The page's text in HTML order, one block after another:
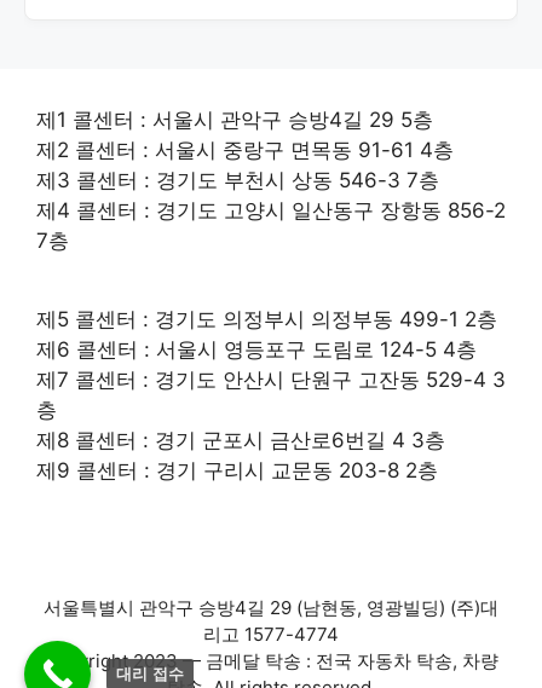
제1 콜센터 : 서울시 관악구 승방4길 29 5층
제2 콜센터 : 서울시 중랑구 면목동 91-61 4층
제3 콜센터 : 경기도 부천시 상동 546-3 7층
제4 콜센터 : 경기도 고양시 일산동구 장항동 856-2
7층
제5 콜센터 : 경기도 의정부시 의정부동 499-1 2층
제6 콜센터 : 서울시 영등포구 도림로 124-5 4층
제7 콜센터 : 경기도 안산시 단원구 고잔동 529-4 3
층
제8 콜센터 : 경기 군포시 금산로6번길 4 3층
제9 콜센터 : 경기 구리시 교문동 203-8 2층
서울특별시 관악구 승방4길 29 (남현동, 영광빌딩) (주)대
리고 1577-4774
Copyright 2023 — 금메달 탁송 : 전국 자동차 탁송, 차량
대리 접수